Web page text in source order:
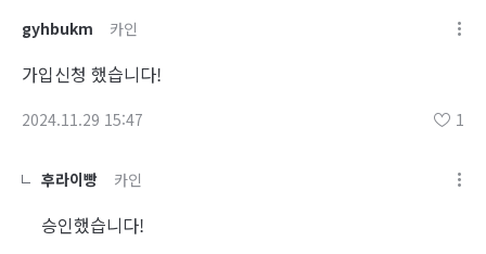
gyhbukm 카인
가입신청 했습니다!
2024.11.29 15:47 1
후라이빵 카인
승인했습니다!